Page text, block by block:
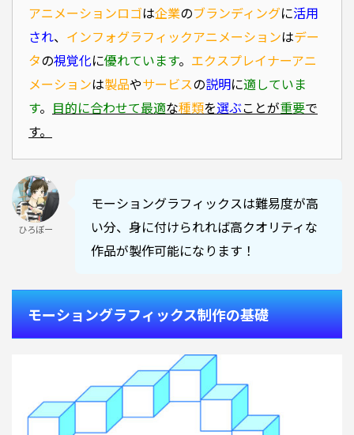
アニメーションロゴは企業のブランディングに活用
され、 インフォグラフィックアニメーションはデー
タの視覚化に優れています。 エクスプレイナーアニ
メーションは製品やサービスの説明に適していま
す。 目的に合わせて最適な種類を選ぶことが重要で
す。
ひろぼー
モーショングラフィックスは難易度が高
い分、身に付けられれば高クオリティな
作品が製作可能になります！
モーショングラフィックス制作の基礎